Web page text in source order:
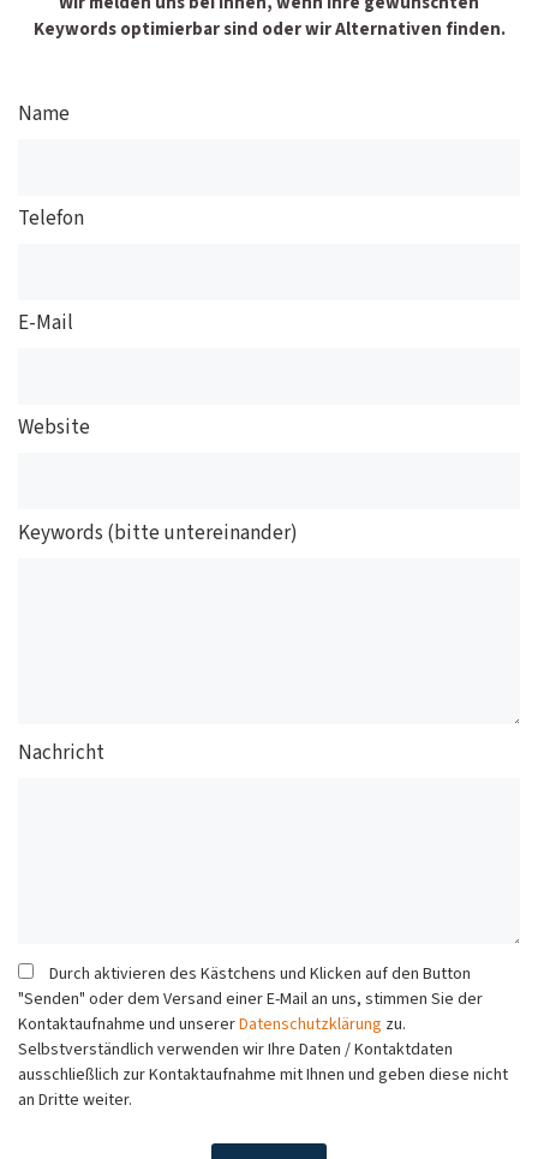
Keywords optimierbar sind oder wir Alternativen finden.
Name
Telefon
E-Mail
Website
Keywords (bitte untereinander)
Nachricht
Durch aktivieren des Kästchens und Klicken auf den Button
"Senden" oder dem Versand einer E-Mail an uns, stimmen Sie der
Kontaktaufnahme und unsererDatenschutzklärung zu.
Selbstverständlich verwenden wir Ihre Daten / Kontaktdaten
ausschließlich zur Kontaktaufnahme mit Ihnen und geben diese nicht
an Dritte weiter.